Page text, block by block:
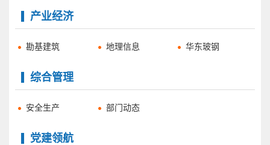
产业经济
勘基建筑 地理信息 华东玻钢
综合管理
安全生产 部门动态
党建领航